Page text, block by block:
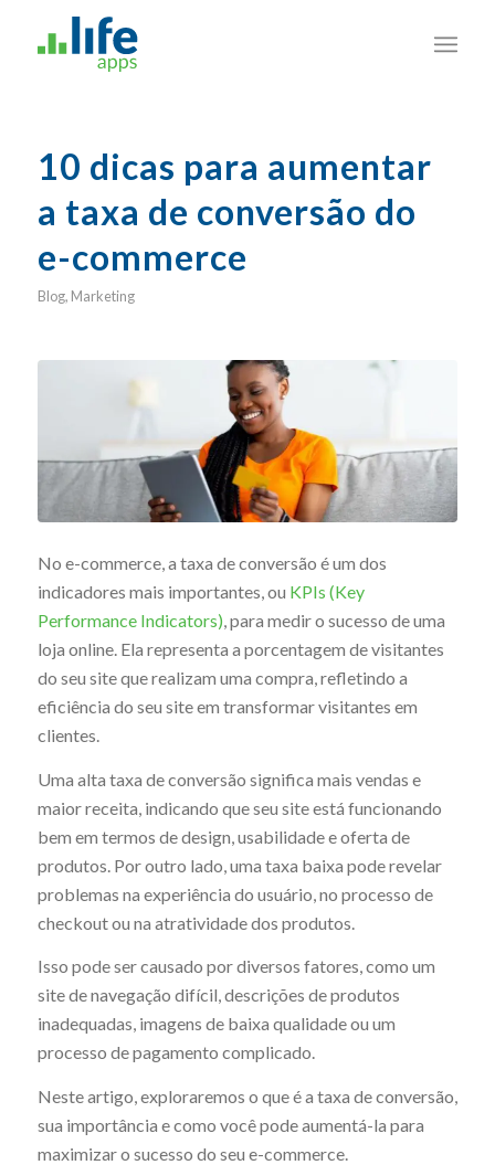
10 dicas para aumentar
a taxa de conversão do
e-commerce
Blog, Marketing
No e-commerce, a taxa de conversão é um dos
indicadores mais importantes, ou KPIs (Key
Performance Indicators), para medir o sucesso de uma
loja online. Ela representa a porcentagem de visitantes
do seu site que realizam uma compra, refletindo a
eficiência do seu site em transformar visitantes em
clientes.
Uma alta taxa de conversão significa mais vendas e
maior receita, indicando que seu site está funcionando
bem em termos de design, usabilidade e oferta de
produtos. Por outro lado, uma taxa baixa pode revelar
problemas na experiência do usuário, no processo de
checkout ou na atratividade dos produtos.
Isso pode ser causado por diversos fatores, como um
site de navegação difícil, descrições de produtos
inadequadas, imagens de baixa qualidade ou um
processo de pagamento complicado.
Neste artigo, exploraremos o que é a taxa de conversão,
sua importância e como você pode aumentá-la para
maximizar o sucesso do seu e-commerce.